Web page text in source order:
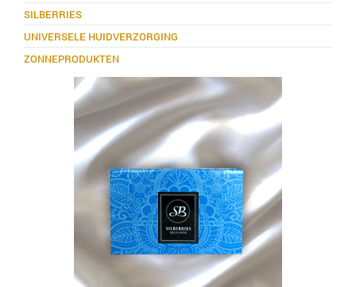
SILBERRIES
UNIVERSELE HUIDVERZORGING
ZONNEPRODUKTEN